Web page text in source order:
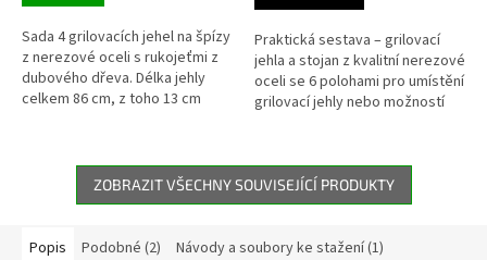
Sada 4 grilovacích jehel na špízy
z nerezové oceli s rukojeťmi z
dubového dřeva. Délka jehly
celkem 86 cm, z toho 13 cm
Praktická sestava – grilovací
jehla a stojan z kvalitní nerezové
oceli se 6 polohami pro umístění
grilovací jehly nebo možností
ZOBRAZIT VŠECHNY SOUVISEJÍCÍ PRODUKTY
Popis Podobné (2) Návody a soubory ke stažení (1)